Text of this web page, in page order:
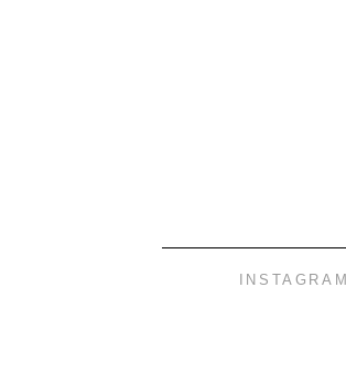
INSTAGRAM